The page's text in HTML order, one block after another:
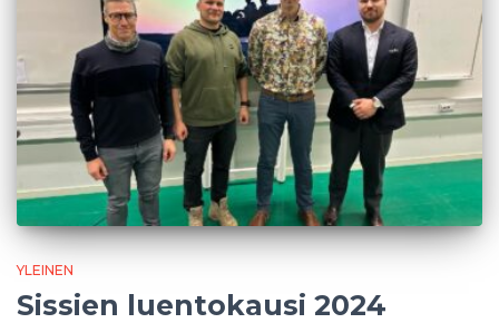
YLEINEN
Sissien luentokausi 2024